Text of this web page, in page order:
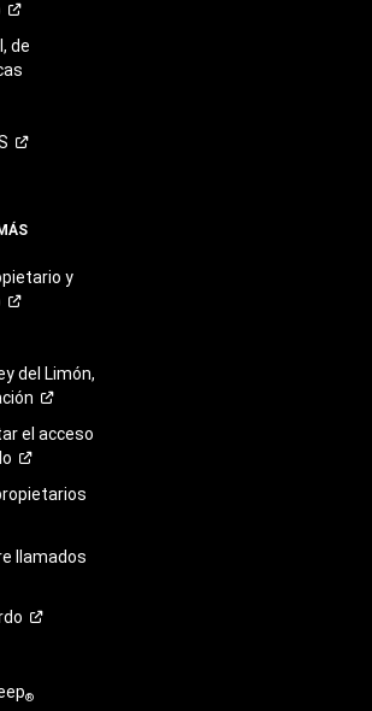
de
y
del Limón,
el acceso
llamados
®